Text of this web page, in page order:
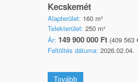
Kecskemét
Alapterület: 160 m²
Telekterület: 250 m²
Ár: 149 900 000 Ft(409 563
Feltöltés dátuma: 2026.02.04.
Tovább